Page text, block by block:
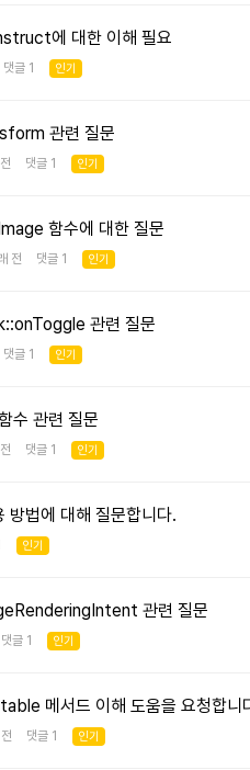
에 대한 이해 필요
글 1 인기
관련 질문
전 댓글 1 인기
함수에 대한 질문
전 댓글 1 인기
관련 질문
글 1 인기
관련 질문
전 댓글 1 인기
법에 대해 질문합니다.
인기
관련 질문
글 1 인기
메서드 이해 도움을 요청합니
전 댓글 1 인기